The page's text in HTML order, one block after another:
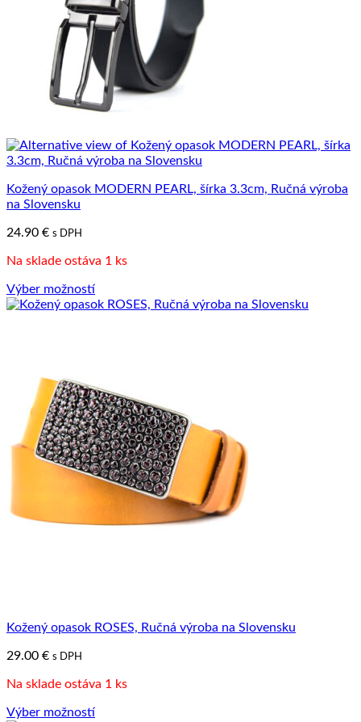
Kožený opasok MODERN PEARL, šírka 3.3cm, Ručná výroba
na Slovensku
24.90 € s DPH
Na sklade ostáva 1 ks
Výber možností
Tento
Možnosti
môžete
vybrať
na
stránke
Kožený opasok ROSES, Ručná výroba na Slovensku
29.00 € s DPH
Na sklade ostáva 1 ks
Výber možností